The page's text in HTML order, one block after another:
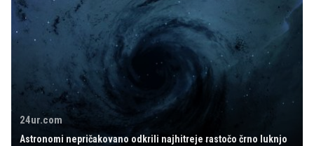
24ur.com
Astronomi nepričakovano odkrili najhitreje rastočo črno luknjo